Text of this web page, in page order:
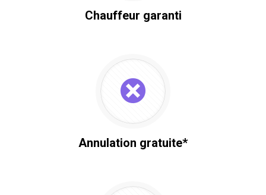
Chauffeur garanti
Annulation gratuite*